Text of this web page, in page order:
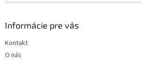
Informácie pre vás
Kontakt
O nás